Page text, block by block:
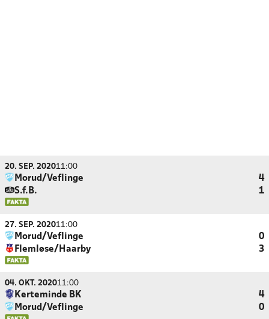
20. SEP. 202011:00
Morud/Veflinge
4
S.f.B.
1
27. SEP. 202011:00
Morud/Veflinge
0
Flemløse/Haarby
3
04. OKT. 202011:00
Kerteminde BK
4
Morud/Veflinge
0